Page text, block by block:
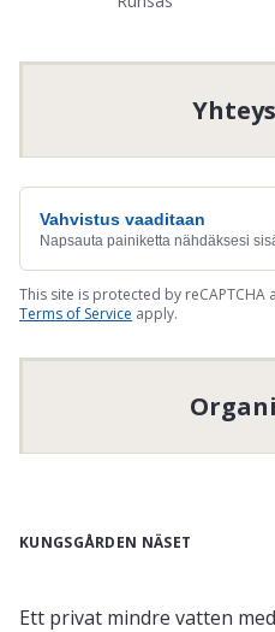
Vahvistus vaaditaan
Napsauta painiketta nähdäksesi
This site is protected by reCAPTCHA
Terms of Service apply.
KUNGSGÅRDEN NÄSET
Ett privat mindre vatten